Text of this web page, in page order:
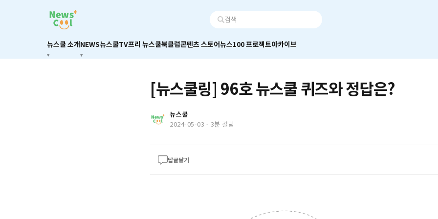
뉴스쿨 소개NEWS뉴스쿨TV프리 뉴스쿨북클럽콘텐츠 스토어뉴스100 프로젝트아카이브
[뉴스쿨링] 96호 뉴스쿨 퀴즈와 정답은?
뉴스쿨
2024-05-03 - 3분 걸림
답글달기